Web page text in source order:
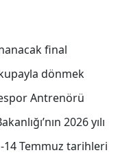
final
dönmek
Antrenörü
2026 yılı
Temmuz tarihleri